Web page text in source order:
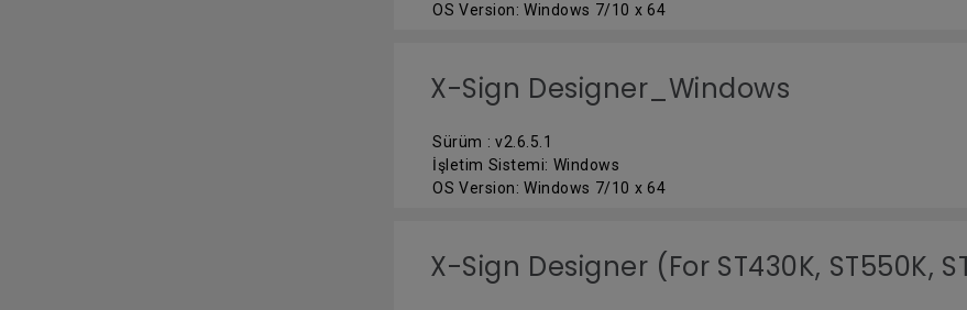
OS Version: Windows 7/10 x 64
X-Sign Designer_Windows
Sürüm : v2.6.5.1
İşletim Sistemi: Windows
OS Version: Windows 7/10 x 64
X-Sign Designer (For ST430K, ST550K,